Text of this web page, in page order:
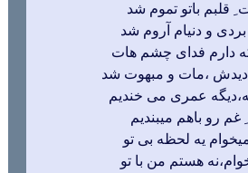
قلبم باتو تموم شد
و دنیام آروم شد
دارم فدای چشم هات
،مات و مبهوت شد
عمری می خندیم
غم رو باهم میبندیم
یه لحظه بی تو
هستم من با تو